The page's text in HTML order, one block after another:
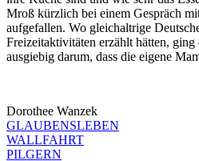
Mroß kürzlich bei einem Gespräch
aufgefallen. Wo gleichaltrige
Freizeitaktivitäten erzählt hätten,
ausgiebig darum, dass die eigene
Dorothee Wanzek
GLAUBENSLEBEN
WALLFAHRT
PILGERN